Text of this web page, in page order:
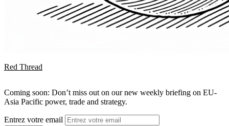
Red Thread
Coming soon: Don’t miss out on our new weekly briefing on EU-
Asia Pacific power, trade and strategy.
Entrez votre email